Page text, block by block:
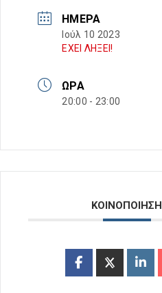
ΗΜΈΡΑ
Ιούλ 10 2023
ΕΧΕΙ ΛΗΞΕΙ!
ΏΡΑ
20:00 - 23:00
ΚΟΙΝΟΠΟΙΗΣΗ